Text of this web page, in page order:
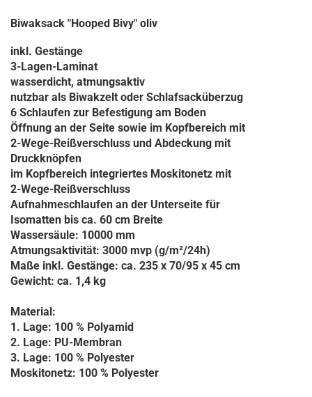
Biwaksack "Hooped Bivy" oliv
inkl. Gestänge
3-Lagen-Laminat
wasserdicht, atmungsaktiv
nutzbar als Biwakzelt oder Schlafsacküberzug
6 Schlaufen zur Befestigung am Boden
Öffnung an der Seite sowie im Kopfbereich mit
2-Wege-Reißverschluss und Abdeckung mit
Druckknöpfen
im Kopfbereich integriertes Moskitonetz mit
2-Wege-Reißverschluss
Aufnahmeschlaufen an der Unterseite für
Isomatten bis ca. 60 cm Breite
Wassersäule: 10000 mm
Atmungsaktivität: 3000 mvp (g/m²/24h)
Maße inkl. Gestänge: ca. 235 x 70/95 x 45 cm
Gewicht: ca. 1,4 kg
Material:
1. Lage: 100 % Polyamid
2. Lage: PU-Membran
3. Lage: 100 % Polyester
Moskitonetz: 100 % Polyester